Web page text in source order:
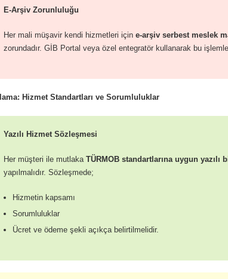
E-Arşiv Zorunluluğu
Her mali müşavir kendi hizmetleri için e-arşiv serbest meslek
zorundadır. GİB Portal veya özel entegratör kullanarak bu
Hizmet Standartları ve Sorumluluklar
Yazılı Hizmet Sözleşmesi
Her müşteri ile mutlaka TÜRMOB standartlarına uygun yazılı
yapılmalıdır. Sözleşmede;
Hizmetin kapsamı
Sorumluluklar
Ücret ve ödeme şekli açıkça belirtilmelidir.